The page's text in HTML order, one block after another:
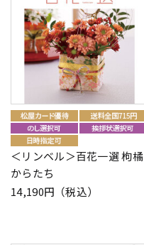
＜リンベル＞百花一選 枸橘
からたち
14,190円（税込）